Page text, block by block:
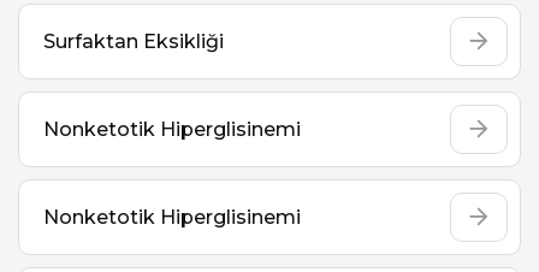
Surfaktan Eksikliği
Nonketotik Hiperglisinemi
Nonketotik Hiperglisinemi